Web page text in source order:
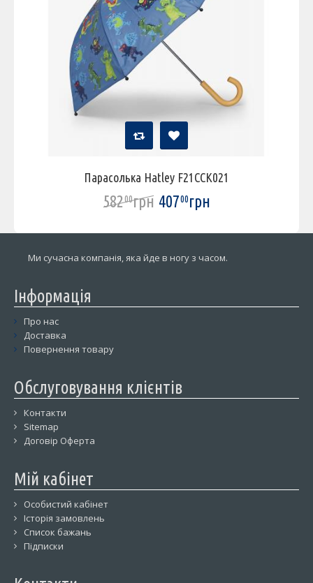
Парасолька Hatley F21CCK021
58200грн 40700грн
Ми сучасна компанія, яка йде в ногу з часом.
Інформація
Про нас
Доставка
Повернення товару
Обслуговування клієнтів
Контакти
Sitemap
Договір Оферта
Мій кабінет
Особистий кабінет
Історія замовлень
Список бажань
Підписки